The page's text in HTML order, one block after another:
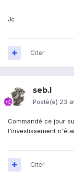
Jc
Citer
seb.l
Posté(e) 23
Commandé ce jour
l'investissement
Citer